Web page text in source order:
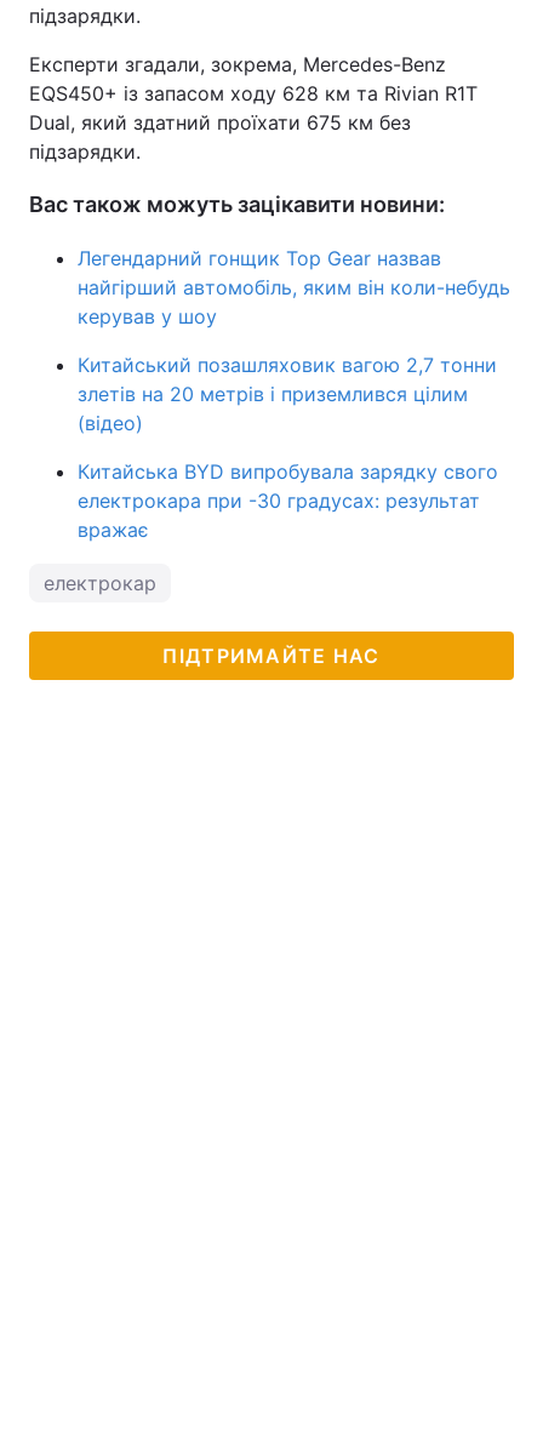
підзарядки.
Експерти згадали, зокрема, Mercedes-Benz
EQS450+ із запасом ходу 628 км та Rivian R1T
Dual, який здатний проїхати 675 км без
підзарядки.
Вас також можуть зацікавити новини:
Легендарний гонщик Top Gear назвав
найгірший автомобіль, яким він коли-небудь
керував у шоу
Китайський позашляховик вагою 2,7 тонни
злетів на 20 метрів і приземлився цілим
(відео)
Китайська BYD випробувала зарядку свого
електрокара при -30 градусах: результат
вражає
електрокар
ПІДТРИМАЙТЕ НАС